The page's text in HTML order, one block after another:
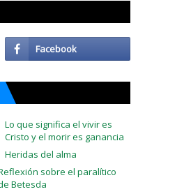
Lo que significa el vivir es
Cristo y el morir es ganancia
Heridas del alma
sobre el paralítico
Betesda